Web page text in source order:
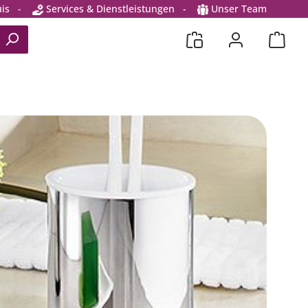
- Services & Dienstleistungen - Unser Team